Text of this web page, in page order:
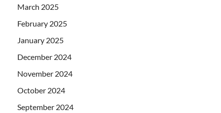
March 2025
February 2025
January 2025
December 2024
November 2024
October 2024
September 2024